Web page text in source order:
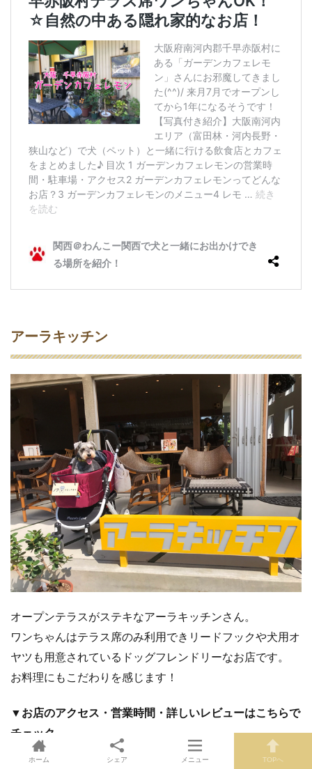
アーラキッチン
オープンテラスがステキなアーラキッチンさん。
ワンちゃんはテラス席のみ利用できリードフックや犬用オ
ヤツも用意されているドッグフレンドリーなお店です。
お料理にもこだわりを感じます！
▼お店のアクセス・営業時間・詳しいレビューはこちらで
チェック
ホーム シェア メニュー TOPへ